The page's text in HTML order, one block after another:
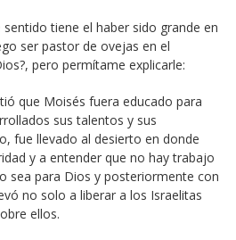
tiene el haber sido grande en
ser pastor de ovejas en el
pero permítame explicarle:
que Moisés fuera educado para
sus talentos y sus
fue llevado al desierto en donde
y a entender que no hay trabajo
sea para Dios y posteriormente con
no solo a liberar a los Israelitas
ellos.